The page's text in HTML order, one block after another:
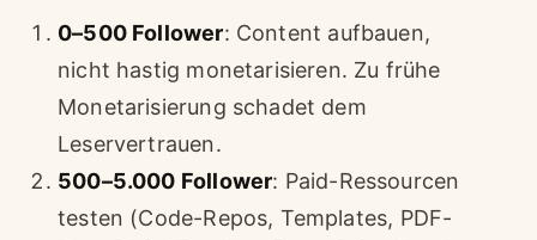
0–500 Follower: Content aufbauen,
nicht hastig monetarisieren. Zu frühe
Monetarisierung schadet dem
Leservertrauen.
500–5.000 Follower: Paid-Ressourcen
testen (Code-Repos, Templates, PDF-